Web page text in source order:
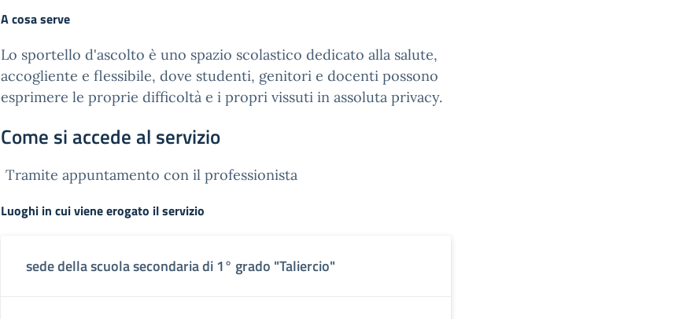
A cosa serve
Lo sportello d'ascolto è uno spazio scolastico dedicato alla salute,
accogliente e flessibile, dove studenti, genitori e docenti possono
esprimere le proprie difficoltà e i propri vissuti in assoluta privacy.
Come si accede al servizio
Tramite appuntamento con il professionista
Luoghi in cui viene erogato il servizio
sede della scuola secondaria di 1° grado "Taliercio"